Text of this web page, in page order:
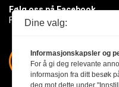
Følg oss på Facebook
Få med deg det siste innen
Dine valg:
Informasjonskapsler og
For å gi deg relevante
informasjon fra ditt besøk
deg mot dette under